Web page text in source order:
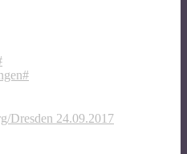
Dresden 24.09.2017